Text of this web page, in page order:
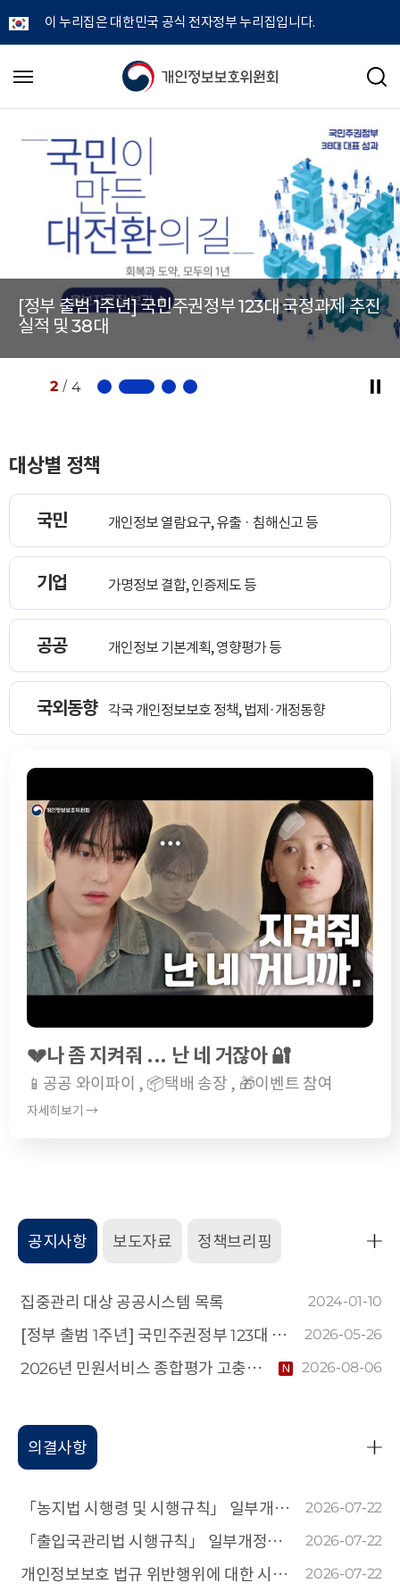
이 누리집은 대한민국 공식 전자정부 누리집입니다.
개
정
보
보
호
위
원
회
메
검
[정부 출범 1주년] 국민주권정부 123대 국정과제 추진
실적 및 38대
2 / 4
정
대상별 정책
국민 개인정보 열람요구, 유출 · 침해신고 등
기업 가명정보 결합, 인증제도 등
공공 개인정보 기본계획, 영향평가 등
국외동향 각국 개인정보보호 정책, 법제·개정동향
💔나 좀 지켜줘 ... 난 네 거잖아 🔐
📱공공 와이파이 , 📦택배 송장 , 🎁이벤트 참여
자세히보기 →
공지사항
집중관리 대상 공공시스템 목록 2024-01-10
[정부 출범 1주년] 국민주권정부 123대 국정과제 추진 실적 및 38대 대표성과 2026-05-26
2026년 민원서비스 종합평가 고충민원 만족도·신뢰도 측정을 위한 개인정보 제3자 제공사항 알림 N 2026-08-06
사
항
보
보도자료 정책브리핑
의결사항
「농지법 시행령 및 시행규칙」 일부개정안에 대한 개인정보 침해요인 평가에 관한 건 2026-07-22
「출입국관리법 시행규칙」 일부개정안에 대한 개인정보 침해요인 평가에 관한 건 2026-07-22
개인정보보호 법규 위반행위에 대한 시정조치에 관한 건 2026-07-22
사
항
보